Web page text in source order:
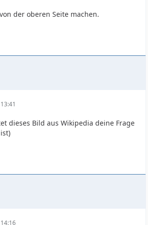
der oberen Seite machen.
dieses Bild aus Wikipedia deine Frage